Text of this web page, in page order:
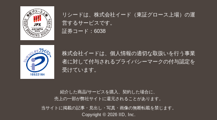
リシードは、株式会社イード（東証グロース上場）の運
営するサービスです。
証券コード：6038
株式会社イードは、個人情報の適切な取扱いを行う事業
者に対して付与されるプライバシーマークの付与認定を
受けています。
紹介した商品/サービスを購入、契約した場合に、
売上の一部が弊社サイトに還元されることがあります。
当サイトに掲載の記事・見出し・写真・画像の無断転載を禁じます。
Copyright © 2026 IID, Inc.